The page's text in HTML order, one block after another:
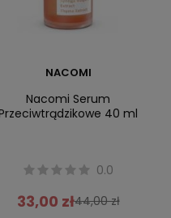
NACOMI
Nacomi Serum
40 ml
0.0
33,00 zł44,00 zł